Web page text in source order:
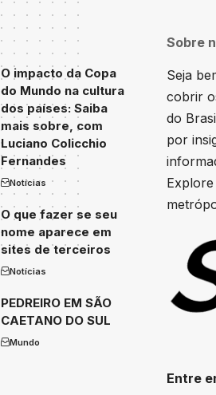
O impacto da Copa
do Mundo na cultura
dos países: Saiba
mais sobre, com
Luciano Colicchio
Fernandes
Notícias
O que fazer se seu
nome aparece em
sites de terceiros
Notícias
PEDREIRO EM SÃO
CAETANO DO SUL
Mundo
Sobre
Seja
cobrir
do
por
Entre